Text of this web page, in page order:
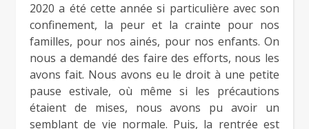
2020 a été cette année si particulière avec son
confinement, la peur et la crainte pour nos
familles, pour nos ainés, pour nos enfants. On
nous a demandé des faire des efforts, nous les
avons fait. Nous avons eu le droit à une petite
pause estivale, où même si les précautions
étaient de mises, nous avons pu avoir un
semblant de vie normale. Puis, la rentrée est